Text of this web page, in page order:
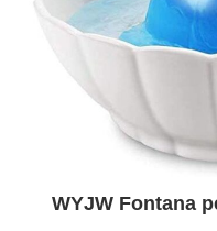
WYJW Fontana